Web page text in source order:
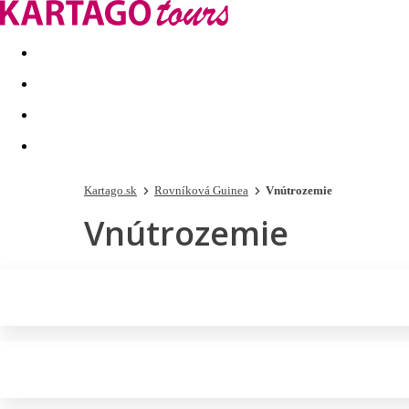
Last minute Dovolenkové kluby
Kartago.sk Rovníková Guinea Vnútrozemie
Vnútrozemie